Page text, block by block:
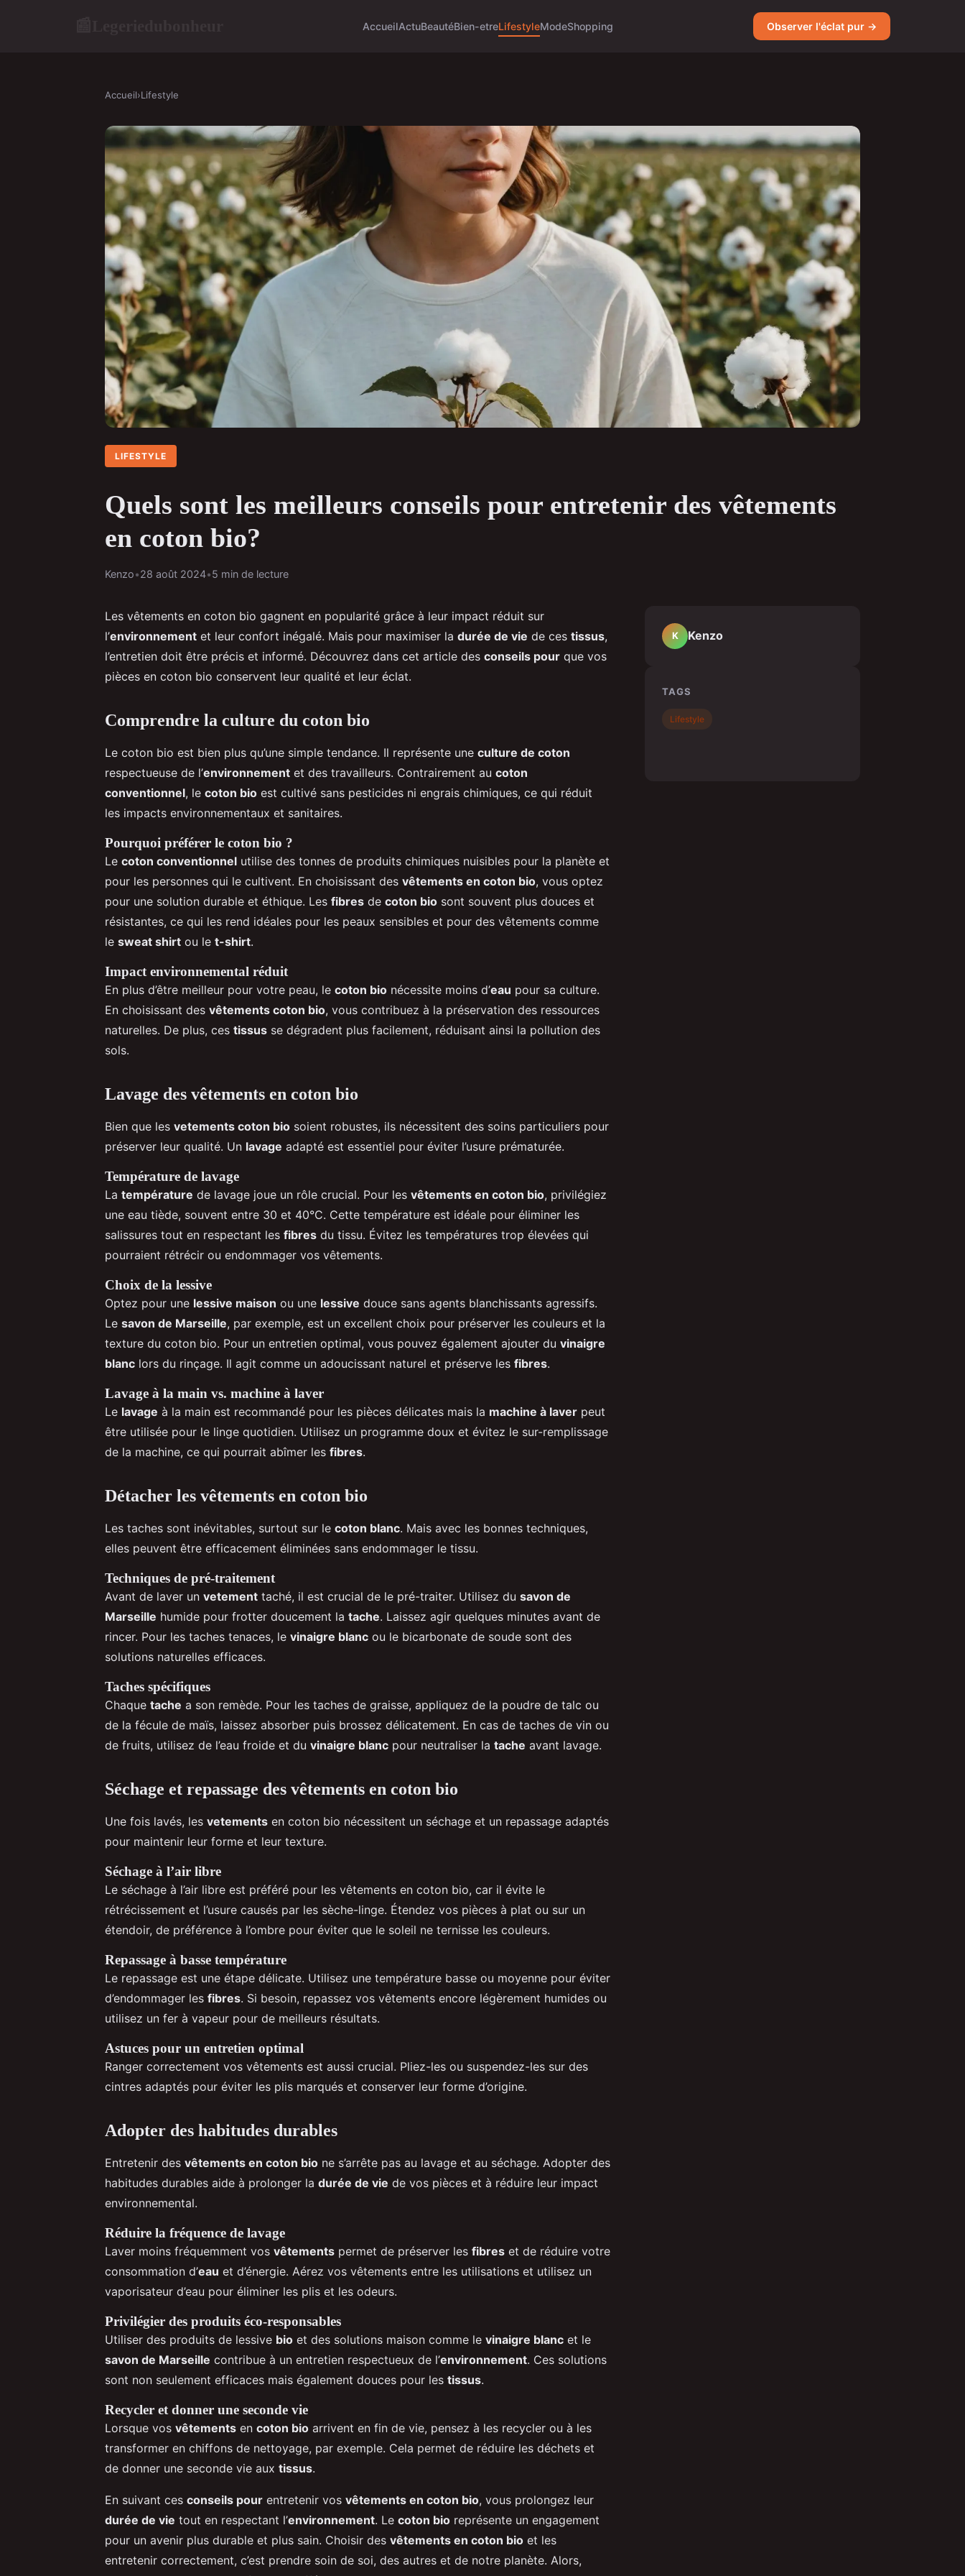
AccueilActuBeautéBien-etreLifestyleModeShopping Observer l'éclat pur →
Accueil›Lifestyle
LIFESTYLE
Quels sont les meilleurs conseils pour entretenir des vêtements
en coton bio?
Kenzo•28 août 2024•5 min de lecture
Les vêtements en coton bio gagnent en popularité grâce à leur impact réduit sur
l’environnement et leur confort inégalé. Mais pour maximiser la durée de vie de ces tissus,
l’entretien doit être précis et informé. Découvrez dans cet article des conseils pour que vos
pièces en coton bio conservent leur qualité et leur éclat.
Comprendre la culture du coton bio
Le coton bio est bien plus qu’une simple tendance. Il représente une culture de coton
respectueuse de l’environnement et des travailleurs. Contrairement au coton
conventionnel, le coton bio est cultivé sans pesticides ni engrais chimiques, ce qui réduit
les impacts environnementaux et sanitaires.
Pourquoi préférer le coton bio ?
Le coton conventionnel utilise des tonnes de produits chimiques nuisibles pour la planète et
pour les personnes qui le cultivent. En choisissant des vêtements en coton bio, vous optez
pour une solution durable et éthique. Les fibres de coton bio sont souvent plus douces et
résistantes, ce qui les rend idéales pour les peaux sensibles et pour des vêtements comme
le sweat shirt ou le t-shirt.
Impact environnemental réduit
En plus d’être meilleur pour votre peau, le coton bio nécessite moins d’eau pour sa culture.
En choisissant des vêtements coton bio, vous contribuez à la préservation des ressources
naturelles. De plus, ces tissus se dégradent plus facilement, réduisant ainsi la pollution des
sols.
Lavage des vêtements en coton bio
Bien que les vetements coton bio soient robustes, ils nécessitent des soins particuliers pour
préserver leur qualité. Un lavage adapté est essentiel pour éviter l’usure prématurée.
Température de lavage
La température de lavage joue un rôle crucial. Pour les vêtements en coton bio, privilégiez
une eau tiède, souvent entre 30 et 40°C. Cette température est idéale pour éliminer les
salissures tout en respectant les fibres du tissu. Évitez les températures trop élevées qui
pourraient rétrécir ou endommager vos vêtements.
Choix de la lessive
Optez pour une lessive maison ou une lessive douce sans agents blanchissants agressifs.
Le savon de Marseille, par exemple, est un excellent choix pour préserver les couleurs et la
texture du coton bio. Pour un entretien optimal, vous pouvez également ajouter du vinaigre
blanc lors du rinçage. Il agit comme un adoucissant naturel et préserve les fibres.
Lavage à la main vs. machine à laver
Le lavage à la main est recommandé pour les pièces délicates mais la machine à laver peut
être utilisée pour le linge quotidien. Utilisez un programme doux et évitez le sur-remplissage
de la machine, ce qui pourrait abîmer les fibres.
Détacher les vêtements en coton bio
Les taches sont inévitables, surtout sur le coton blanc. Mais avec les bonnes techniques,
elles peuvent être efficacement éliminées sans endommager le tissu.
Techniques de pré-traitement
Avant de laver un vetement taché, il est crucial de le pré-traiter. Utilisez du savon de
Marseille humide pour frotter doucement la tache. Laissez agir quelques minutes avant de
rincer. Pour les taches tenaces, le vinaigre blanc ou le bicarbonate de soude sont des
solutions naturelles efficaces.
Taches spécifiques
Chaque tache a son remède. Pour les taches de graisse, appliquez de la poudre de talc ou
de la fécule de maïs, laissez absorber puis brossez délicatement. En cas de taches de vin ou
de fruits, utilisez de l’eau froide et du vinaigre blanc pour neutraliser la tache avant lavage.
Séchage et repassage des vêtements en coton bio
Une fois lavés, les vetements en coton bio nécessitent un séchage et un repassage adaptés
pour maintenir leur forme et leur texture.
Séchage à l’air libre
Le séchage à l’air libre est préféré pour les vêtements en coton bio, car il évite le
rétrécissement et l’usure causés par les sèche-linge. Étendez vos pièces à plat ou sur un
étendoir, de préférence à l’ombre pour éviter que le soleil ne ternisse les couleurs.
Repassage à basse température
Le repassage est une étape délicate. Utilisez une température basse ou moyenne pour éviter
d’endommager les fibres. Si besoin, repassez vos vêtements encore légèrement humides ou
utilisez un fer à vapeur pour de meilleurs résultats.
Astuces pour un entretien optimal
Ranger correctement vos vêtements est aussi crucial. Pliez-les ou suspendez-les sur des
cintres adaptés pour éviter les plis marqués et conserver leur forme d’origine.
Adopter des habitudes durables
Entretenir des vêtements en coton bio ne s’arrête pas au lavage et au séchage. Adopter des
habitudes durables aide à prolonger la durée de vie de vos pièces et à réduire leur impact
environnemental.
Réduire la fréquence de lavage
Laver moins fréquemment vos vêtements permet de préserver les fibres et de réduire votre
consommation d’eau et d’énergie. Aérez vos vêtements entre les utilisations et utilisez un
vaporisateur d’eau pour éliminer les plis et les odeurs.
Privilégier des produits éco-responsables
Utiliser des produits de lessive bio et des solutions maison comme le vinaigre blanc et le
savon de Marseille contribue à un entretien respectueux de l’environnement. Ces solutions
sont non seulement efficaces mais également douces pour les tissus.
Recycler et donner une seconde vie
Lorsque vos vêtements en coton bio arrivent en fin de vie, pensez à les recycler ou à les
transformer en chiffons de nettoyage, par exemple. Cela permet de réduire les déchets et
de donner une seconde vie aux tissus.
En suivant ces conseils pour entretenir vos vêtements en coton bio, vous prolongez leur
durée de vie tout en respectant l’environnement. Le coton bio représente un engagement
pour un avenir plus durable et plus sain. Choisir des vêtements en coton bio et les
entretenir correctement, c’est prendre soin de soi, des autres et de notre planète. Alors,
K Kenzo
TAGS
Lifestyle